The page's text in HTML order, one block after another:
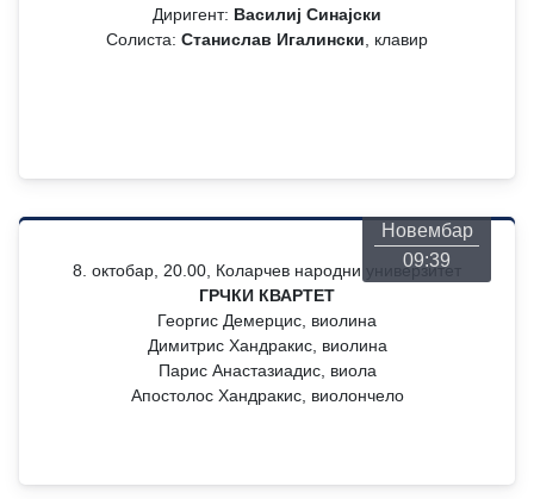
Диригент: Василиј Синајски
Солиста: Станислав Игалински , клавир
Новембар
09:39
8. октобар, 20.00, Коларчев народни универзитет
ГРЧКИ КВАРТЕТ
Георгис Демерцис, виолина
Димитрис Хандракис, виолина
Парис Анастазиадис, виола
Апостолос Хандракис, виолончело